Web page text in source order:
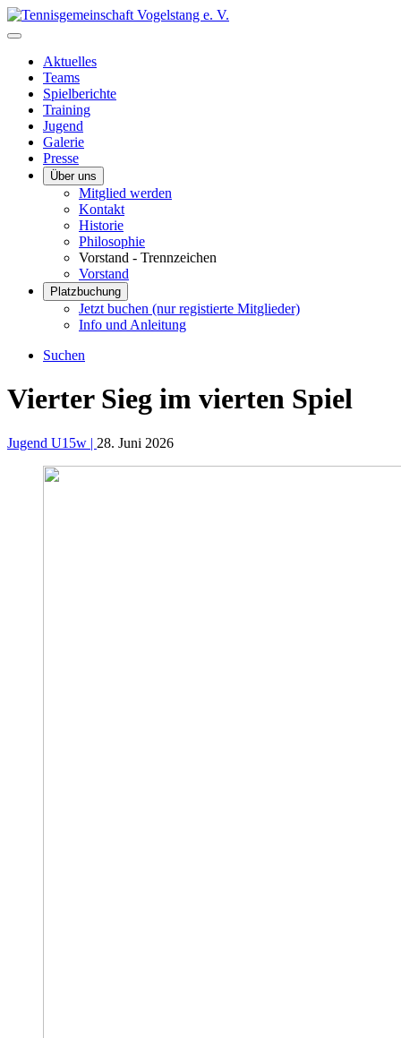
Aktuelles
Teams
Spielberichte
Training
Jugend
Galerie
Presse
Über uns
Mitglied werden
Kontakt
Historie
Philosophie
Vorstand - Trennzeichen
Vorstand
Platzbuchung
Jetzt buchen (nur registierte Mitglieder)
Info und Anleitung
Suchen
Vierter Sieg im vierten Spiel
Jugend U15w | 28. Juni 2026